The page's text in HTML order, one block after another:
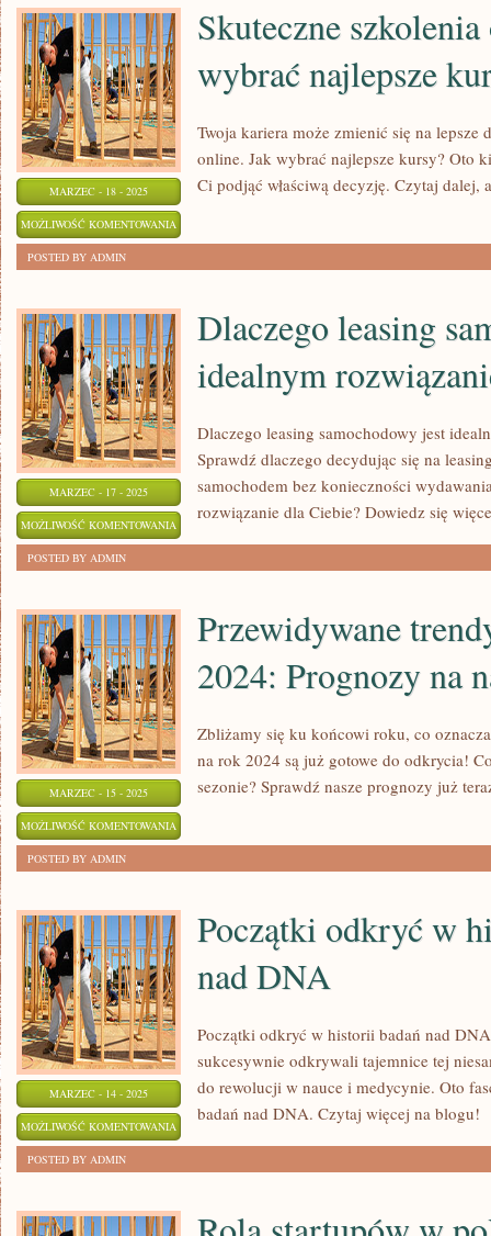
MARZEC - 18 - 2025
MOŻLIWOŚĆ KOMENTOWANIA
–
WYBRAĆ
NAJLEPSZE
ZOSTAŁA WYŁĄCZONA
Skuteczne
wybrać najlepsze
Twoja kariera może zmienić się na
online. Jak wybrać najlepsze kursy? Oto
Ci podjąć właściwą decyzję. Czytaj dalej,
POSTED BY ADMIN
MARZEC - 17 - 2025
MOŻLIWOŚĆ KOMENTOWANIA
JEST
IDEALNYM
ZOSTAŁA WYŁĄCZONA
Dlaczego leasing
idealnym
Dlaczego leasing samochodowy jest
Sprawdź dlaczego decydując się na
samochodem bez konieczności
rozwiązanie dla Ciebie? Dowiedz się
POSTED BY ADMIN
MARZEC - 15 - 2025
MOŻLIWOŚĆ KOMENTOWANIA
2024:
PROGNOZY
NAJBLIŻSZY
ZOSTAŁA WYŁĄCZONA
Przewidywane
2024: Prognozy na
Zbliżamy się ku końcowi roku, co
na rok 2024 są już gotowe do odkrycia!
sezonie? Sprawdź nasze prognozy już
POSTED BY ADMIN
MARZEC - 14 - 2025
MOŻLIWOŚĆ KOMENTOWANIA
HISTORII
ZOSTAŁA WYŁĄCZONA
Początki odkryć w
nad DNA
Początki odkryć w historii badań nad
sukcesywnie odkrywali tajemnice tej
do rewolucji w nauce i medycynie. Oto
badań nad DNA. Czytaj więcej na blogu!
POSTED BY ADMIN